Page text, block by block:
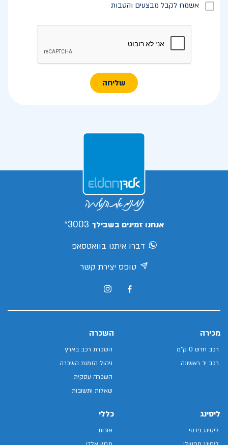
אשמח לקבל מבצעים והטבות
שליחה
אנחנו זמינים בשבילך 3003*
דברו איתנו בוואטסאפ
טופס יצירת קשר
מכירה
רכב חדש 0 ק"מ
רכב יד ראשונה
השכרה
השכרת רכב בארץ
ניהול הזמנת השכרה
השכרה עסקית
שאלות ותשובות
ליסינג
ליסינג פרטי
כללי
אודות